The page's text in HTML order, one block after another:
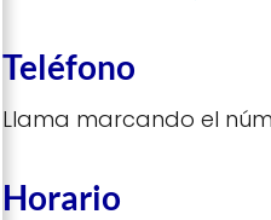
Teléfono
Llama marcando el
Horario